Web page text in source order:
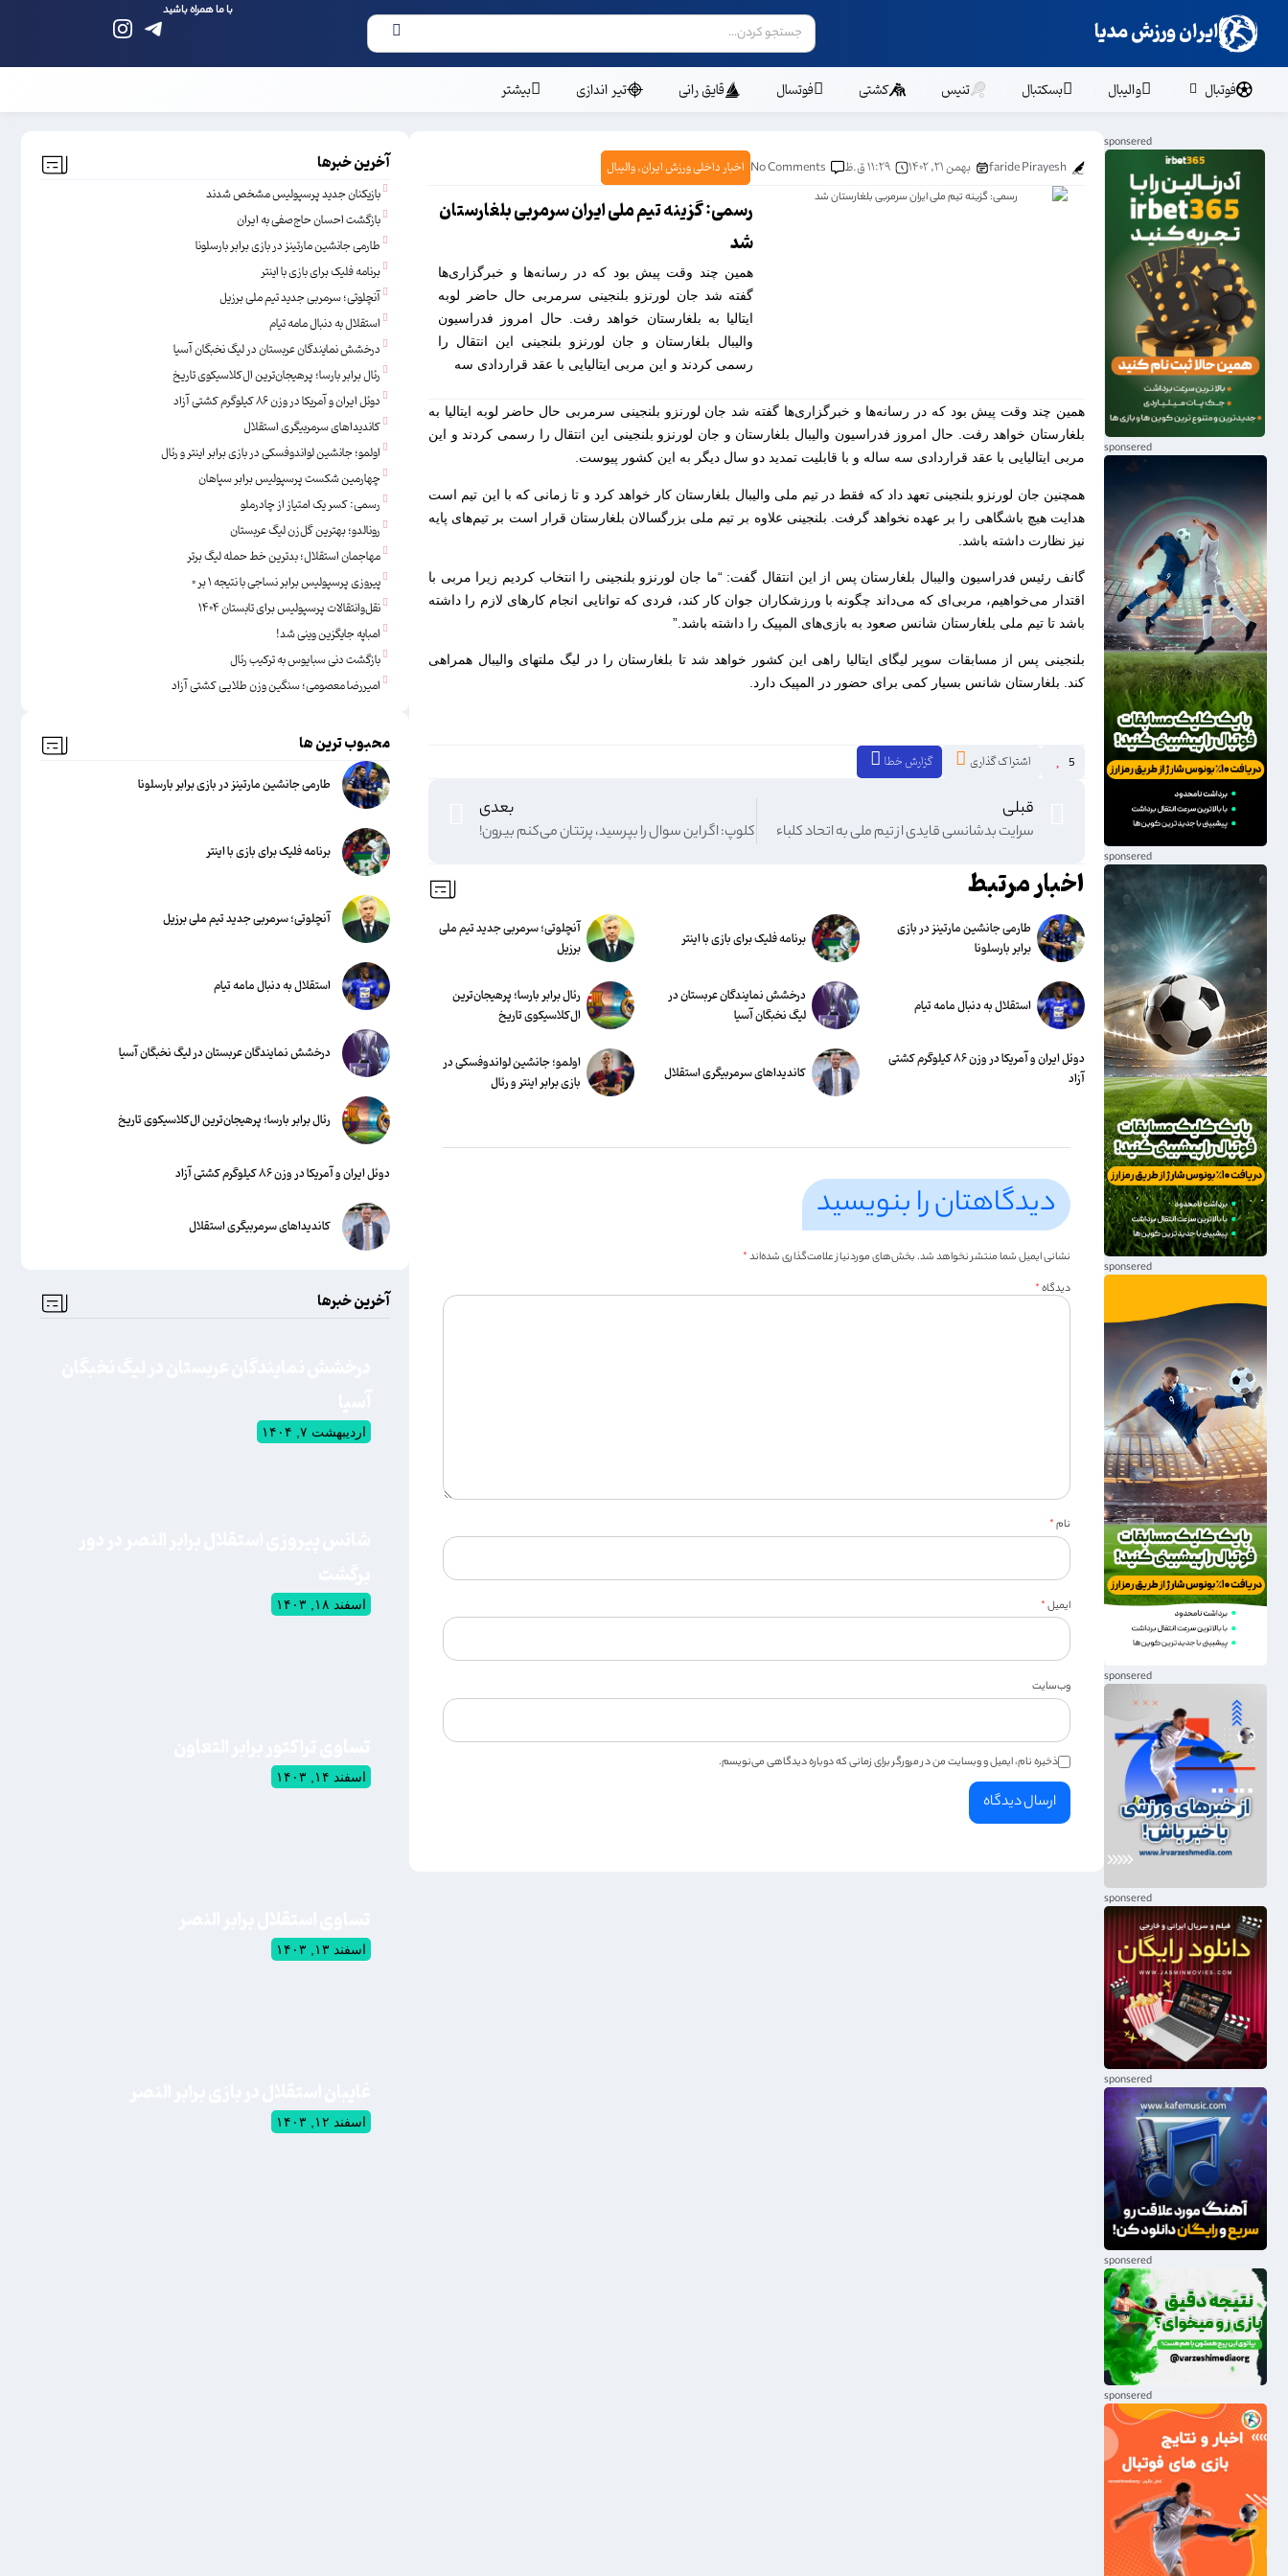
ایران ورزش مدیا
با ما همراه باشید
فوتبال والیبال بسکتبال تنیس کشتی فوتسال قایق رانی تیر اندازی بیشتر
faride Pirayesh بهمن ۲۱, ۱۴۰۲ ۱۱:۲۹ ق.ظ No Comments اخبار داخلی ورزش ایران,والیبال
رسمی: گزینه تیم ملی ایران سرمربی بلغارستان
شد
همین چند وقت پیش بود که در رسانه‌ها و خبرگزاری‌ها
گفته شد جان لورنزو بلنجینی سرمربی حال حاضر لوبه
ایتالیا به بلغارستان خواهد رفت. حال امروز فدراسیون
والیبال بلغارستان و جان لورنزو بلنجینی این انتقال را
رسمی کردند و این مربی ایتالیایی با عقد قراردادی سه
همین چند وقت پیش بود که در رسانه‌ها و خبرگزاری‌ها گفته شد جان لورنزو بلنجینی سرمربی حال حاضر لوبه ایتالیا به
بلغارستان خواهد رفت. حال امروز فدراسیون والیبال بلغارستان و جان لورنزو بلنجینی این انتقال را رسمی کردند و این
مربی ایتالیایی با عقد قراردادی سه ساله و با قابلیت تمدید دو سال دیگر به این کشور پیوست.
همچنین جان لورنزو بلنجینی تعهد داد که فقط در تیم ملی والیبال بلغارستان کار خواهد کرد و تا زمانی که با این تیم است
هدایت هیچ باشگاهی را بر عهده نخواهد گرفت. بلنجینی علاوه بر تیم ملی بزرگسالان بلغارستان قرار است بر تیم‌های پایه
نیز نظارت داشته باشد.
گانف رئیس فدراسیون والیبال بلغارستان پس از این انتقال گفت: “ما جان لورنزو بلنجینی را انتخاب کردیم زیرا مربی با
اقتدار می‌خواهیم، ​​مربی‌ای که می‌داند چگونه با ورزشکاران جوان کار کند، فردی که توانایی انجام کارهای لازم را داشته
باشد تا تیم ملی بلغارستان شانس صعود به بازی‌های المپیک را داشته باشد.”
بلنجینی پس از مسابقات سوپر لیگای ایتالیا راهی این کشور خواهد شد تا بلغارستان را در لیگ ملتهای والیبال همراهی
کند. بلغارستان شانس بسیار کمی برای حضور در المپیک دارد.
5 اشتراک گذاری گزارش خطا
قبلی
سرایت بدشانسی قایدی از تیم ملی به اتحاد کلباء
بعدی
کلوپ: اگر این سوال را بپرسید، پرتتان می‌کنم بیرون!
اخبار مرتبط
طارمی جانشین مارتینز در بازی
برابر بارسلونا
برنامه فلیک برای بازی با اینتر
آنچلوتی؛ سرمربی جدید تیم ملی
برزیل
استقلال به دنبال مامه تیام
درخشش نمایندگان عربستان در
لیگ نخبگان آسیا
رئال برابر بارسا؛ پرهیجان‌‌ترین
ال‌کلاسیکوی تاریخ
دوئل ایران و آمریکا در وزن ۸۶ کیلوگرم کشتی
آزاد
کاندیداهای سرمربیگری استقلال
اولمو؛ جانشین لواندوفسکی در
بازی برابر اینتر و رئال
دیدگاهتان را بنویسید
نشانی ایمیل شما منتشر نخواهد شد.بخش‌های موردنیاز علامت‌گذاری شده‌اند*
دیدگاه*
نام*
ایمیل*
وب‌سایت
ذخیره نام، ایمیل و وبسایت من در مرورگر برای زمانی که دوباره دیدگاهی می‌نویسم.
آخرین خبرها
بازیکنان جدید پرسپولیس مشخص شدند
بازگشت احسان حاج‌صفی به ایران
طارمی جانشین مارتینز در بازی برابر بارسلونا
برنامه فلیک برای بازی با اینتر
آنچلوتی؛ سرمربی جدید تیم ملی برزیل
استقلال به دنبال مامه تیام
درخشش نمایندگان عربستان در لیگ نخبگان آسیا
رئال برابر بارسا؛ پرهیجان‌‌ترین ال‌کلاسیکوی تاریخ
دوئل ایران و آمریکا در وزن ۸۶ کیلوگرم کشتی آزاد
کاندیداهای سرمربیگری استقلال
اولمو؛ جانشین لواندوفسکی در بازی برابر اینتر و رئال
چهارمین شکست پرسپولیس برابر سپاهان
رسمی: کسر یک امتیاز از چادرملو
رونالدو؛ بهترین گل‌زن لیگ عربستان
مهاجمان استقلال؛ بدترین خط حمله لیگ برتر
پیروزی پرسپولیس برابر نساجی با نتیجه ۱ بر ۰
نقل‌وانتقالات پرسپولیس برای تابستان ۱۴۰۴
امباپه جایگزین وینی شد!
بازگشت دنی سبایوس به ترکیب رئال
امیررضا معصومی؛ سنگین وزن طلایی کشتی آزاد
محبوب ترین ها
طارمی جانشین مارتینز در بازی برابر بارسلونا
برنامه فلیک برای بازی با اینتر
آنچلوتی؛ سرمربی جدید تیم ملی برزیل
استقلال به دنبال مامه تیام
درخشش نمایندگان عربستان در لیگ نخبگان آسیا
رئال برابر بارسا؛ پرهیجان‌‌ترین ال‌کلاسیکوی تاریخ
دوئل ایران و آمریکا در وزن ۸۶ کیلوگرم کشتی آزاد
کاندیداهای سرمربیگری استقلال
آخرین خبرها
اردیبهشت ۷, ۱۴۰۴
اسفند ۱۸, ۱۴۰۳
اسفند ۱۴, ۱۴۰۳
اسفند ۱۳, ۱۴۰۳
اسفند ۱۲, ۱۴۰۳